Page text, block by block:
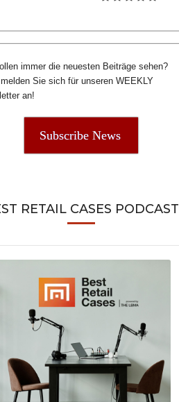
immer die neuesten Beiträge sehen?
melden Sie sich für unseren WEEKLY
an!
Subscribe News
RETAIL CASES PODCAST